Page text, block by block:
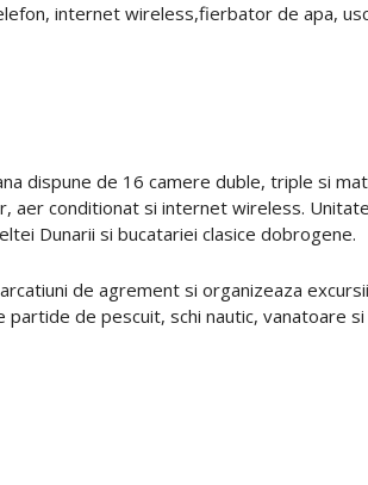
internet wireless,fierbator de apa,
dispune de 16 camere duble, triple si
aer conditionat si internet wireless.
Dunarii si bucatariei clasice dobrogene.
de agrement si organizeaza
de pescuit, schi nautic, vanatoare si